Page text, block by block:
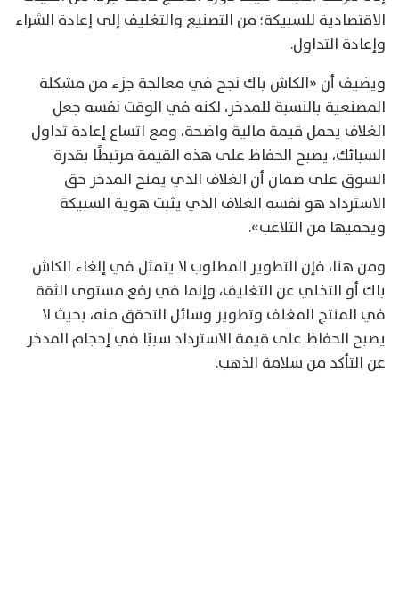
الاقتصادية للسبيكة؛ من التصنيع والتغليف إلى إعادة الشراء
وإعادة التداول.
ويضيف أن «الكاش باك نجح في معالجة جزء من مشكلة
المصنعية بالنسبة للمدخر، لكنه في الوقت نفسه جعل
الغلاف يحمل قيمة مالية واضحة، ومع اتساع إعادة تداول
السبائك، يصبح الحفاظ على هذه القيمة مرتبطًا بقدرة
السوق على ضمان أن الغلاف الذي يمنح المدخر حق
الاسترداد هو نفسه الغلاف الذي يثبت هوية السبيكة
ويحميها من التلاعب».
ومن هنا، فإن التطوير المطلوب لا يتمثل في إلغاء الكاش
باك أو التخلي عن التغليف، وإنما في رفع مستوى الثقة
في المنتج المغلف وتطوير وسائل التحقق منه، بحيث لا
يصبح الحفاظ على قيمة الاسترداد سببًا في إحجام المدخر
عن التأكد من سلامة الذهب.